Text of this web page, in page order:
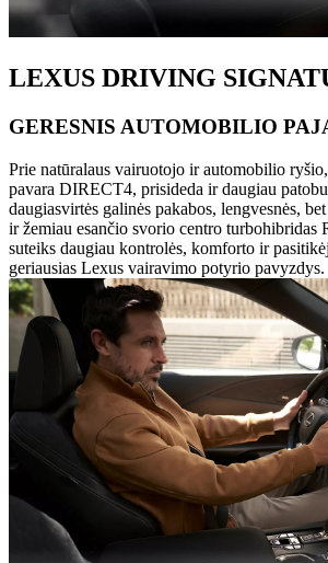
LEXUS DRIVING
GERESNIS AUTOMOBILIO
Prie natūralaus vairuotojo ir automobilio
pavara DIRECT4, prisideda ir daugiau
daugiasvirtės galinės pakabos, lengvesnės,
ir žemiau esančio svorio centro turbohibridas
suteiks daugiau kontrolės, komforto ir
geriausias Lexus vairavimo potyrio pavyzdys.